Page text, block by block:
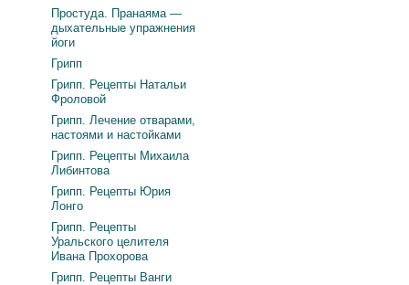
Простуда. Пранаяма —
дыхательные упражнения
йоги
Грипп
Грипп. Рецепты Натальи
Фроловой
Грипп. Лечение отварами,
настоями и настойками
Грипп. Рецепты Михаила
Либинтова
Грипп. Рецепты Юрия
Лонго
Грипп. Рецепты
Уральского целителя
Ивана Прохорова
Грипп. Рецепты Ванги